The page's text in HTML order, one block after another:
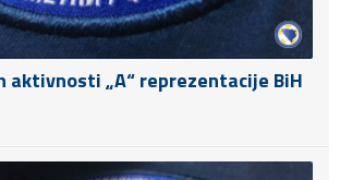
aktivnosti „A“ reprezentacije BiH